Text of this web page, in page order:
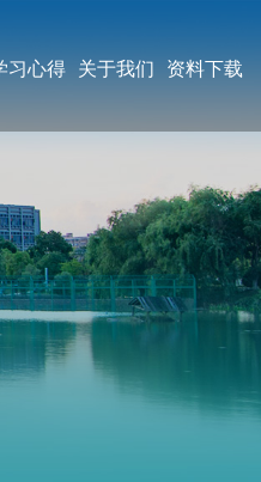
习心得 关于我们 资料下载